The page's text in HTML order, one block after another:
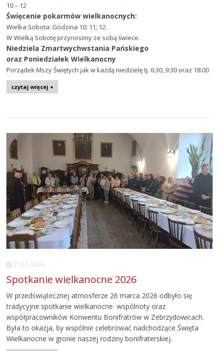
10 – 12
Święcenie pokarmów wielkanocnych:
Wielka Sobota: Godzina 10; 11; 12.
W Wielką Sobotę przynosimy ze sobą świece.
Niedziela Zmartwychwstania Pańskiego
oraz Poniedziałek Wielkanocny
Porządek Mszy Świętych jak w każdą niedzielę tj. 6:30, 9:30 oraz 18:00
czytaj więcej +
27-03-2026
Spotkanie wielkanocne 2026
W przedświątecznej atmosferze 26 marca 2026 odbyło się
tradycyjne spotkanie wielkanocne wspólnoty oraz
współpracowników Konwentu Bonifratrów w Zebrzydowicach.
Była to okazja, by wspólnie celebrować nadchodzące Święta
Wielkanocne w gronie naszej rodziny bonifraterskiej.